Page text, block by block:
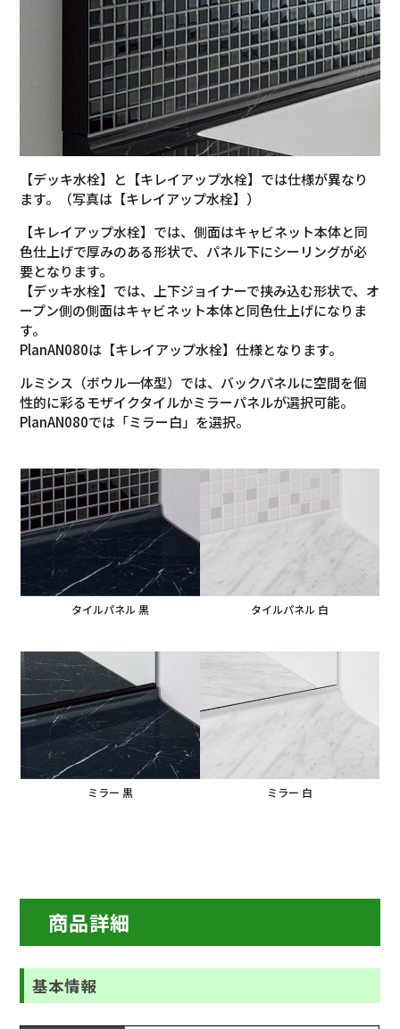
【デッキ水栓】と【キレイアップ水栓】では仕様が異なり
ます。（写真は【キレイアップ水栓】）
【キレイアップ水栓】では、側面はキャビネット本体と同
色仕上げで厚みのある形状で、パネル下にシーリングが必
要となります。
【デッキ水栓】では、上下ジョイナーで挟み込む形状で、オ
ープン側の側面はキャビネット本体と同色仕上げになりま
す。
PlanAN080は【キレイアップ水栓】仕様となります。
ルミシス（ボウル一体型）では、バックパネルに空間を個
性的に彩るモザイクタイルかミラーパネルが選択可能。
PlanAN080では「ミラー白」を選択。
タイルパネル 黒 タイルパネル 白
ミラー 黒 ミラー 白
商品詳細
基本情報